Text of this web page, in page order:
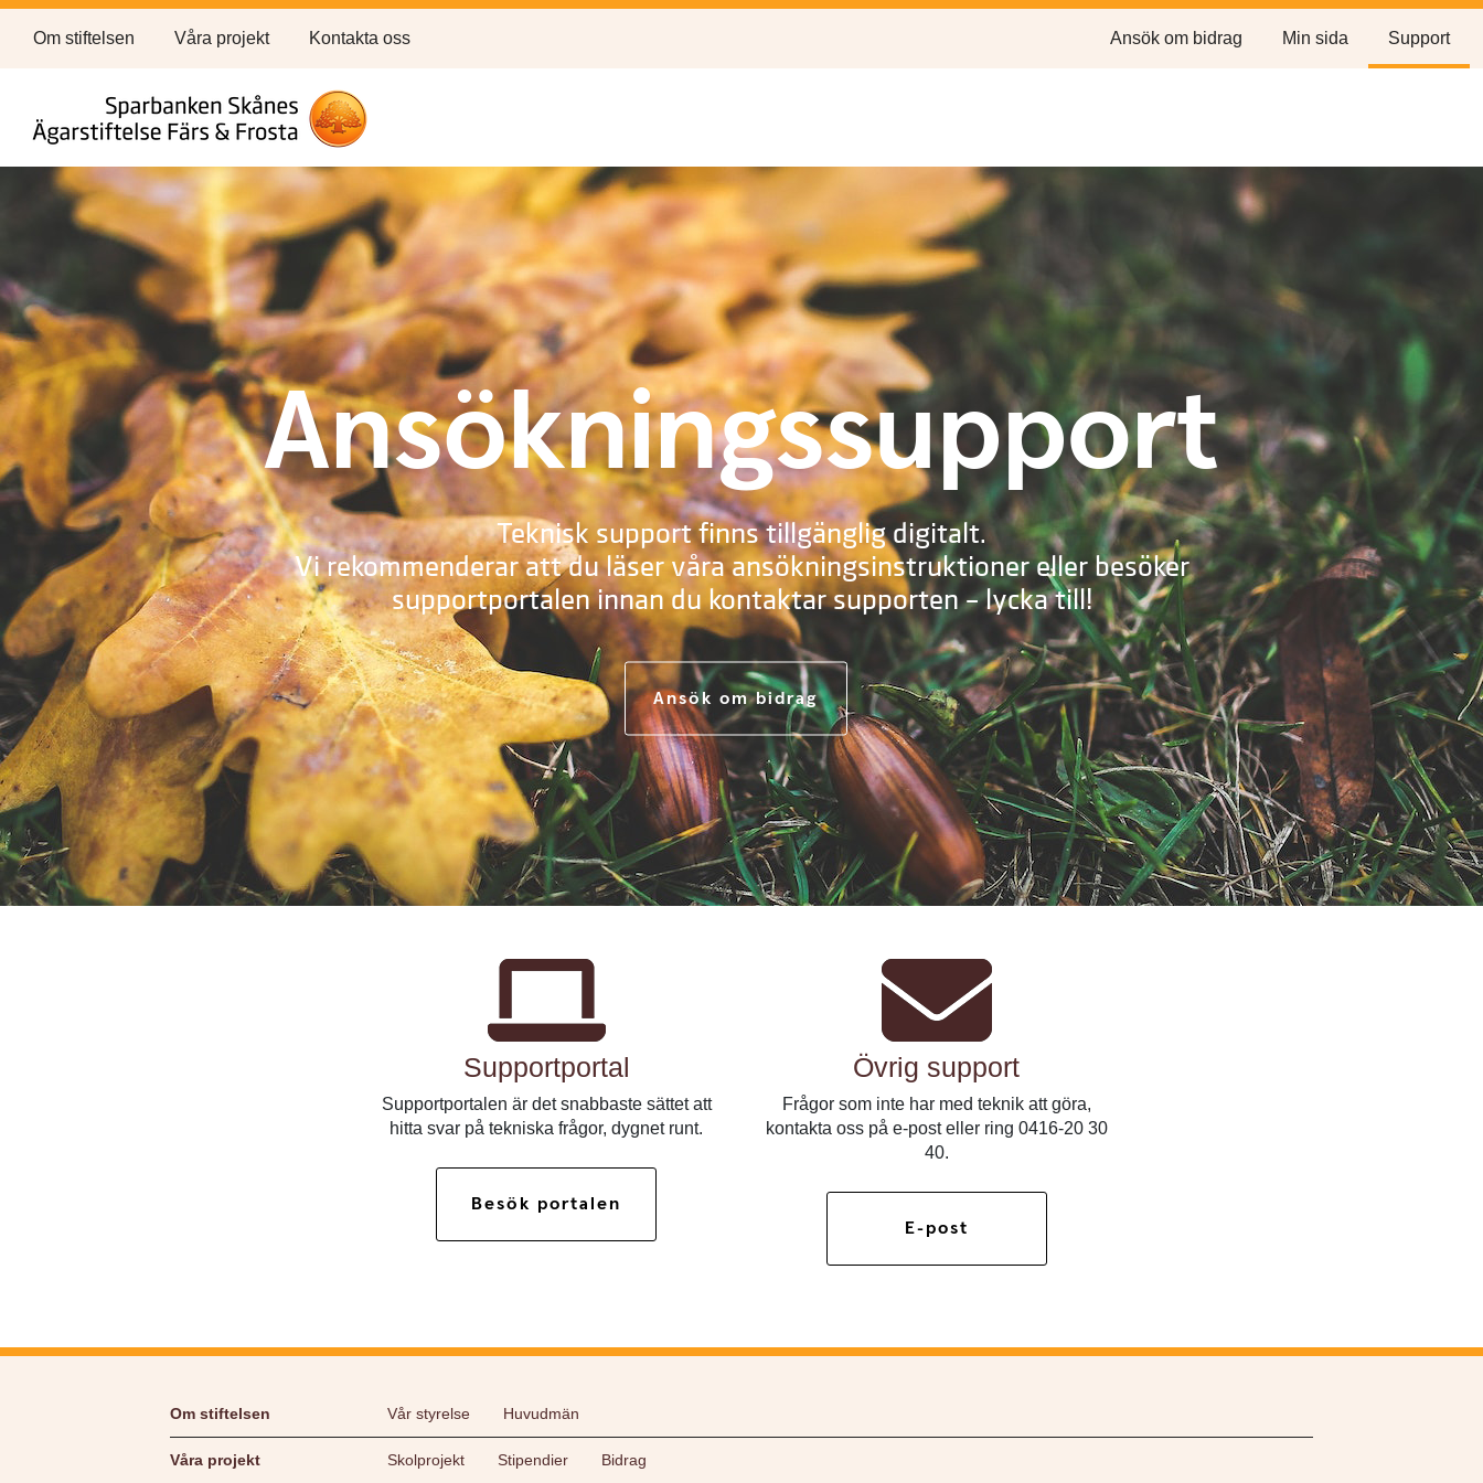
Om stiftelsen Våra projekt Kontakta oss Ansök om bidrag Min sida Support
Ansökningssupport
Teknisk support finns tillgänglig digitalt.
Vi rekommenderar att du läser våra ansökningsinstruktioner eller besöker
supportportalen innan du kontaktar supporten – lycka till!
Ansök om bidrag
Supportportal
Supportportalen är det snabbaste sättet att
hitta svar på tekniska frågor, dygnet runt.
Besök portalen
Övrig support
Frågor som inte har med teknik att göra,
kontakta oss på e-post eller ring 0416-20 30
40.
E-post
Om stiftelsen Vår styrelse Huvudmän
Våra projekt Skolprojekt Stipendier Bidrag